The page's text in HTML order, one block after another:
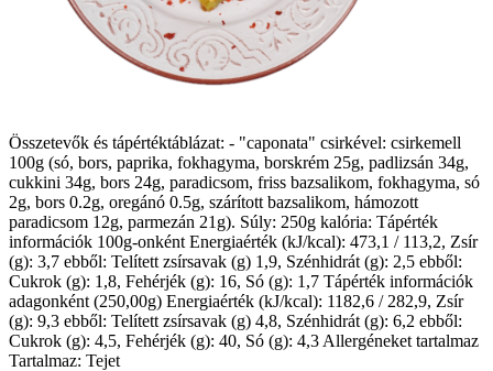
Összetevők és tápértéktáblázat: - "caponata" csirkével: csirkemell
100g (só, bors, paprika, fokhagyma, borskrém 25g, padlizsán 34g,
cukkini 34g, bors 24g, paradicsom, friss bazsalikom, fokhagyma, só
2g, bors 0.2g, oregánó 0.5g, szárított bazsalikom, hámozott
paradicsom 12g, parmezán 21g). Súly: 250g kalória: Tápérték
információk 100g-onként Energiaérték (kJ/kcal): 473,1 / 113,2, Zsír
(g): 3,7 ebből: Telített zsírsavak (g) 1,9, Szénhidrát (g): 2,5 ebből:
Cukrok (g): 1,8, Fehérjék (g): 16, Só (g): 1,7 Tápérték információk
adagonként (250,00g) Energiaérték (kJ/kcal): 1182,6 / 282,9, Zsír
(g): 9,3 ebből: Telített zsírsavak (g) 4,8, Szénhidrát (g): 6,2 ebből:
Cukrok (g): 4,5, Fehérjék (g): 40, Só (g): 4,3 Allergéneket tartalmaz
Tartalmaz: Tejet